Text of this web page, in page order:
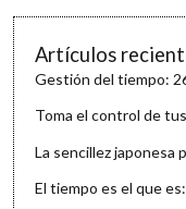
Artículos
Gestión del tiempo:
Toma el control de
La sencillez japonesa
El tiempo es el que